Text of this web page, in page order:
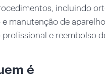
incluindo
e manutenção de
e reembolso
é